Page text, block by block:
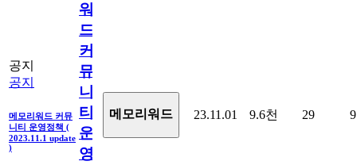
공지
공지
메모리워드 커뮤
니티 운영정책 (
2023.11.1 update
)
워
드
커
뮤
니
티
운
영
메모리워드 23.11.01 9.6천 29 9